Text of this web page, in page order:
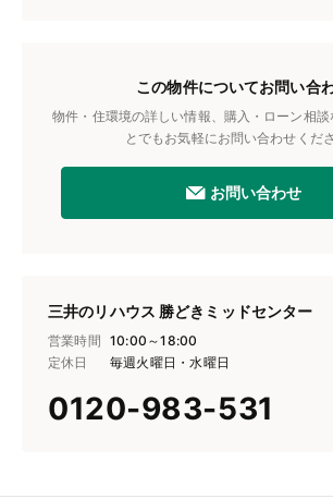
この物件についてお問い合
物件・住環境の詳しい情報、購入・ローン相談
とでもお気軽にお問い合わせくださ
お問い合わせ
三井のリハウス 勝どきミッドセンター
営業時間 10:00～18:00
定休日
毎週火曜日・水曜日
0120-983-531